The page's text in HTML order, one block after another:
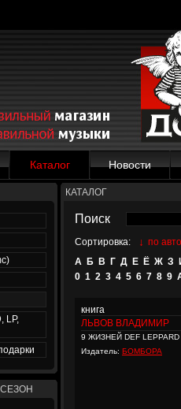
Каталог Новости
LP,
КАТАЛОГ
Поиск
Сортировка: ↓ по
А Б В Г Д Е Ё Ж З
0 1 2 3 4 5 6 7 8 9
книга
ЛЬВОВ ВЛАДИМИР
9 ЖИЗНЕЙ DEF LEPPARD
Издатель: БОМБОРА